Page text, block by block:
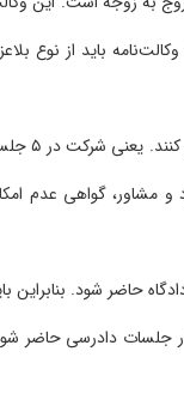
باید از نوع
: زوجین باید از طریق سامانه تصمیم برای اخذ وقت
و مشاور، گواهی عدم
حاضر شود. بنابراین
جلسات دادرسی حاضر